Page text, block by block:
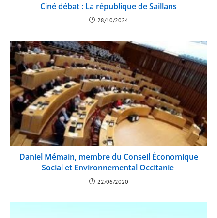
Ciné débat : La république de Saillans
28/10/2024
Daniel Mémain, membre du Conseil Économique
Social et Environnemental Occitanie
22/06/2020